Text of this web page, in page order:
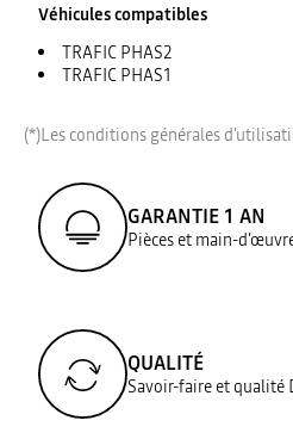
Véhicules compatibles
TRAFIC PHAS2
TRAFIC PHAS1
(*)Les conditions générales
GARANTIE 1 AN
Pièces et main-
QUALITÉ
Savoir-faire et qualité